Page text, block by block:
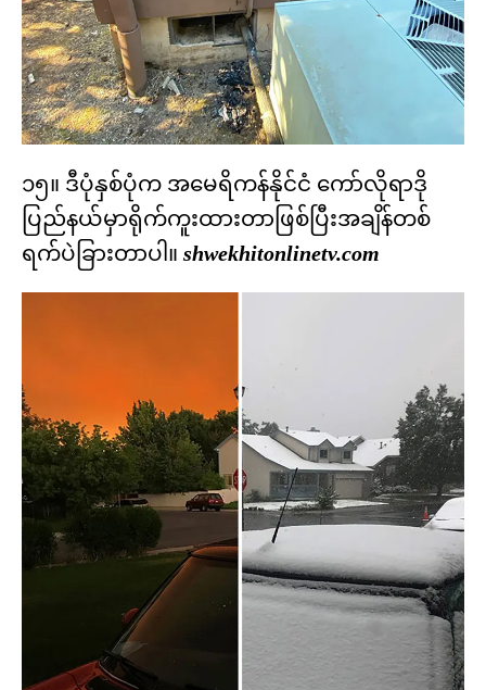
၁၅။ ဒီပုံနှစ်ပုံက အမေရိကန်နိုင်ငံ ကော်လိုရာဒို
ပြည်နယ်မှာရိုက်ကူးထားတာဖြစ်ပြီးအချိန်တစ်
ရက်ပဲခြားတာပါ။ shwekhitonlinetv.com